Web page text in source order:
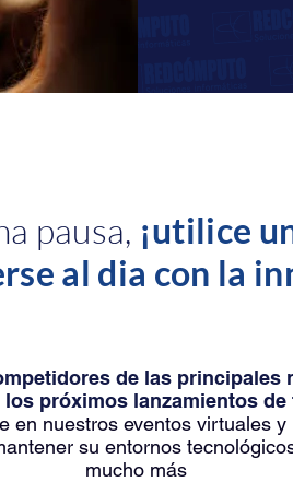
pausa, ¡utilice
al dia con la
de las principales
próximos lanzamientos
en nuestros eventos virtuales
su entornos
mucho más